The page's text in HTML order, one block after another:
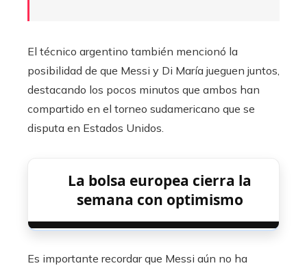
El técnico argentino también mencionó la
posibilidad de que Messi y Di María jueguen juntos,
destacando los pocos minutos que ambos han
compartido en el torneo sudamericano que se
disputa en Estados Unidos.
La bolsa europea cierra la
semana con optimismo
Es importante recordar que Messi aún no ha